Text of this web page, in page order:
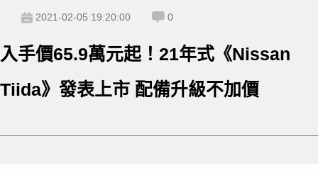
2021-02-05 19:20:00 0
入手價65.9萬元起！21年式《Nissan
Tiida》發表上市 配備升級不加價